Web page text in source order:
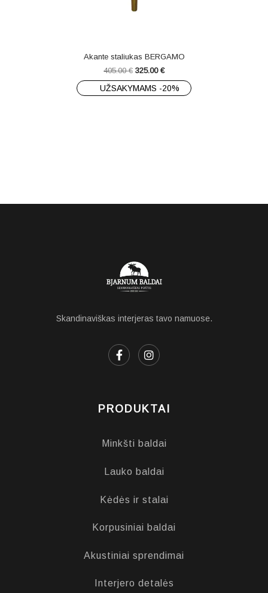
Akante staliukas BERGAMO
405.00€ 325.00 €
UŽSAKYMAMS -20%
Skandinaviškas interjeras tavo namuose.
PRODUKTAI
Minkšti baldai
Lauko baldai
Kėdės ir stalai
Korpusiniai baldai
Akustiniai sprendimai
Interjero detalės